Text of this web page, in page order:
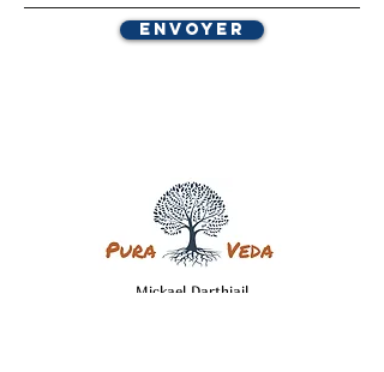
Envoyer
Mickael Darthiail